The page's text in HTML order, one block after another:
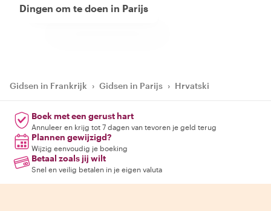
Dingen om te doen in Parijs
Gidsen in Frankrijk › Gidsen in Parijs › Hrvatski
Boek met een gerust hart
Annuleer en krijg tot 7 dagen van tevoren je geld terug
Plannen gewijzigd?
Wijzig eenvoudig je boeking
Betaal zoals jij wilt
Snel en veilig betalen in je eigen valuta